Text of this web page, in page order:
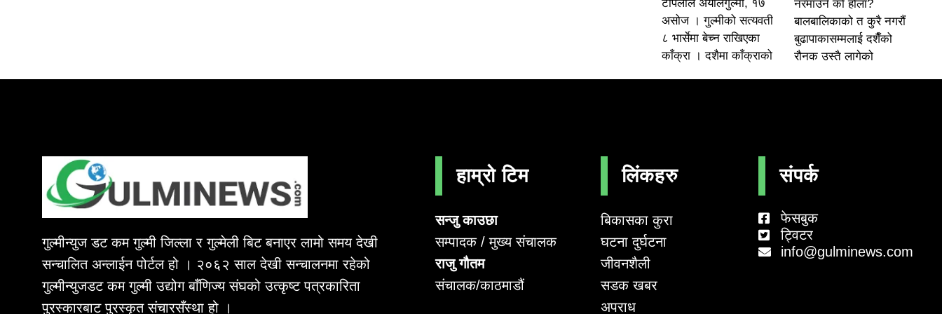
टोपलाल अर्यालगुल्मी, १७
असोज । गुल्मीको सत्यवती
८ भार्सेमा बेच्न राखिएका
काँक्रा । दशैमा काँक्राको
नरमाउने को होला?
बालबालिकाको त कुरै नगरौं
बुढापाकासम्मलाई दशैँको
रौनक उस्तै लागेको
गुल्मीन्युज डट कम गुल्मी जिल्ला र गुल्मेली बिट बनाएर लामो समय देखी
सन्चालित अन्लाईन पोर्टल हो । २०६२ साल देखी सन्चालनमा रहेको
गुल्मीन्युजडट कम गुल्मी उद्योग बाँणिज्य संघको उत्कृष्ट पत्रकारिता
पुरस्कारबाट पुरस्कृत संचारसँस्था हो ।
हाम्रो टिम
सन्जु काउछा
सम्पादक / मुख्य संचालक
राजु गौतम
संचालक/काठमाडौं
लिंकहरु
बिकासका कुरा
घटना दुर्घटना
जीवनशैली
सडक खबर
अपराध
संपर्क
फेसबुक
ट्विटर
info@gulminews.com